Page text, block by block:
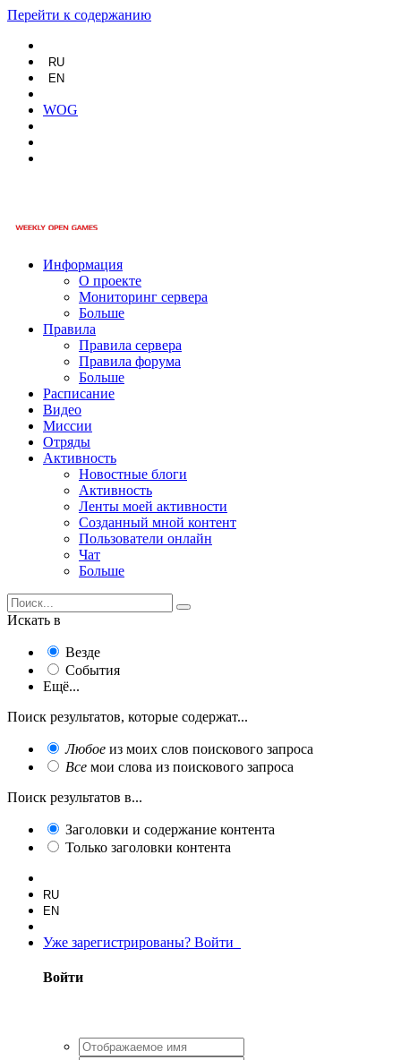
Перейти к содержанию
RU
EN
WOG
Информация
О проекте
Мониторинг сервера
Больше
Правила
Правила сервера
Правила форума
Больше
Расписание
Видео
Миссии
Отряды
Активность
Новостные блоги
Активность
Ленты моей активности
Созданный мной контент
Пользователи онлайн
Чат
Больше
Искать в
Везде
События
Ещё...
Поиск результатов, которые содержат...
Любое из моих слов поискового запроса
Все мои слова из поискового запроса
Поиск результатов в...
Заголовки и содержание контента
Только заголовки контента
RU
EN
Уже зарегистрированы? Войти
Войти